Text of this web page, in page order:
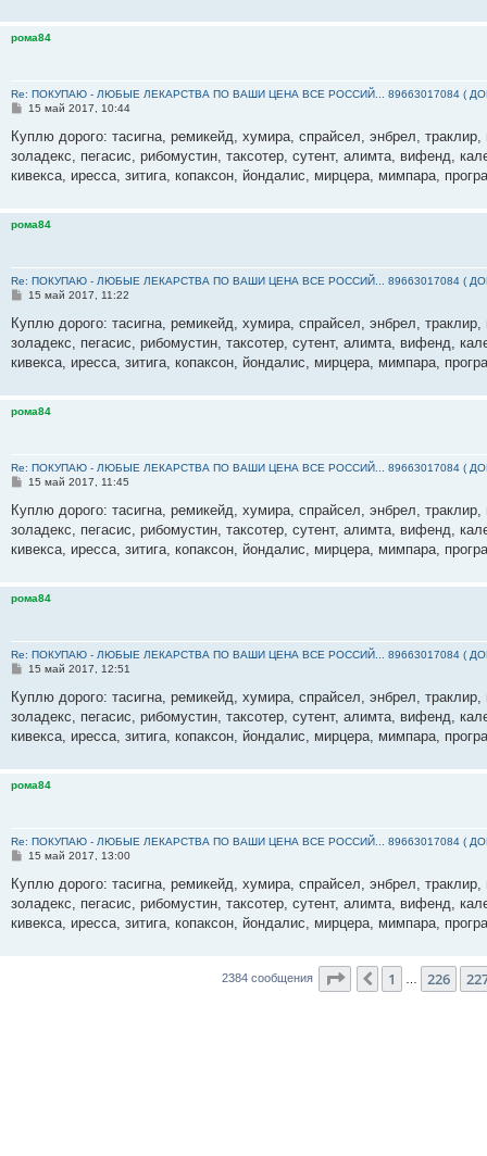
е
рома84
Re: ПОКУПАЮ - ЛЮБЫЕ ЛЕКАРСТВА ПО ВАШИ ЦЕНА ВСЕ РОССИЙ... 89663017084 (
С
о
б
щ
е
е
15 май 2017, 10:44
Куплю дорого: тасигна, ремикейд, хумира, спрайсел, энбрел,
золадекс, пегасис, рибомустин, таксотер, сутент, алимта, вифенд,
кивекса, иресса, зитига, копаксон, йондалис, мирцера, мимпара,
рома84
Re: ПОКУПАЮ - ЛЮБЫЕ ЛЕКАРСТВА ПО ВАШИ ЦЕНА ВСЕ РОССИЙ... 89663017084 (
С
о
б
щ
е
е
15 май 2017, 11:22
Куплю дорого: тасигна, ремикейд, хумира, спрайсел, энбрел,
золадекс, пегасис, рибомустин, таксотер, сутент, алимта, вифенд,
кивекса, иресса, зитига, копаксон, йондалис, мирцера, мимпара,
рома84
Re: ПОКУПАЮ - ЛЮБЫЕ ЛЕКАРСТВА ПО ВАШИ ЦЕНА ВСЕ РОССИЙ... 89663017084 (
С
о
б
щ
е
е
15 май 2017, 11:45
Куплю дорого: тасигна, ремикейд, хумира, спрайсел, энбрел,
золадекс, пегасис, рибомустин, таксотер, сутент, алимта, вифенд,
кивекса, иресса, зитига, копаксон, йондалис, мирцера, мимпара,
рома84
Re: ПОКУПАЮ - ЛЮБЫЕ ЛЕКАРСТВА ПО ВАШИ ЦЕНА ВСЕ РОССИЙ... 89663017084 (
С
о
б
щ
е
е
15 май 2017, 12:51
Куплю дорого: тасигна, ремикейд, хумира, спрайсел, энбрел,
золадекс, пегасис, рибомустин, таксотер, сутент, алимта, вифенд,
кивекса, иресса, зитига, копаксон, йондалис, мирцера, мимпара,
рома84
Re: ПОКУПАЮ - ЛЮБЫЕ ЛЕКАРСТВА ПО ВАШИ ЦЕНА ВСЕ РОССИЙ... 89663017084 (
С
о
б
щ
е
15 май 2017, 13:00
Куплю дорого: тасигна, ремикейд, хумира, спрайсел, энбрел,
золадекс, пегасис, рибомустин, таксотер, сутент, алимта, вифенд,
кивекса, иресса, зитига, копаксон, йондалис, мирцера, мимпара,
2384 сообщения Страница 228из
Пред.
1 226